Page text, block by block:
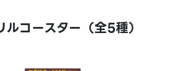
コースター（全5種）